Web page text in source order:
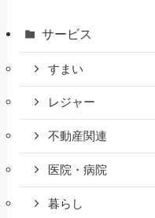
サービス
すまい
レジャー
不動産関連
医院・病院
暮らし